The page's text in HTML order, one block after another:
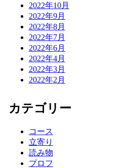
2022年10月
2022年9月
2022年8月
2022年7月
2022年6月
2022年4月
2022年3月
2022年2月
カテゴリー
コース
立寄り
読み物
プロフ